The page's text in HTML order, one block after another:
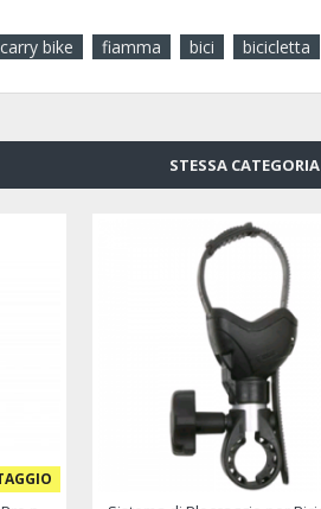
carry bike fiamma bici bicicletta
STESSA CATEGORIA